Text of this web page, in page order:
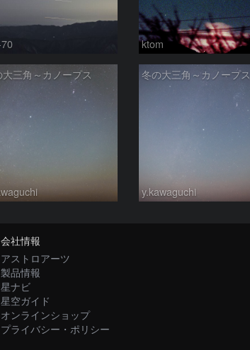
ktom
三角～カノープス 冬の大三角～カノープス
y.kawaguchi
会社情報
アストロアーツ
製品情報
星ナビ
星空ガイド
オンラインショップ
プライバシー・ポリシー